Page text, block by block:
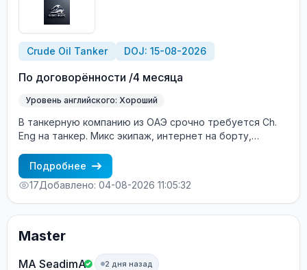
their CV and a cover letter to: crewing@inmarinefzco.com.
Crude Oil Tanker DOJ: 15-08-2026
По договорённости /4 месяца
Уровень английского: Хороший
В танкерную компанию из ОАЭ срочно требуется Ch.
Eng на танкер. Микс экипаж, интернет на борту,
Подробнее
17Добавлено: 04-08-2026 11:05:32
Master
MA SeadimA 2 дня назад